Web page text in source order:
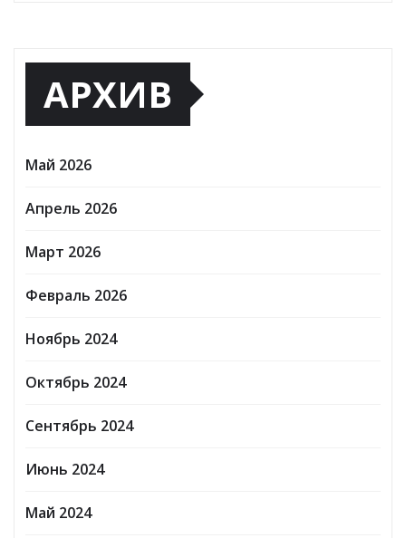
АРХИВ
Май 2026
Апрель 2026
Март 2026
Февраль 2026
Ноябрь 2024
Октябрь 2024
Сентябрь 2024
Июнь 2024
Май 2024